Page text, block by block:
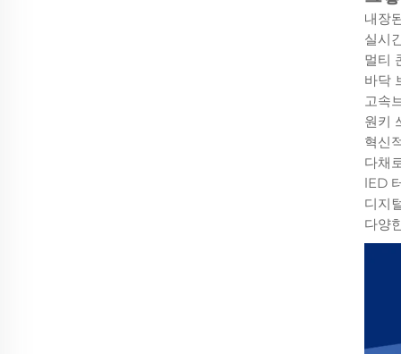
내장
실시
멀티
바닥
고속
원키
혁신
다채
lED
디지
다양